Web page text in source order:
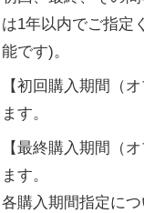
は1年以内でご指定
能です)。
【初回購入期間（
ます。
【最終購入期間（
ます。
各購入期間指定に